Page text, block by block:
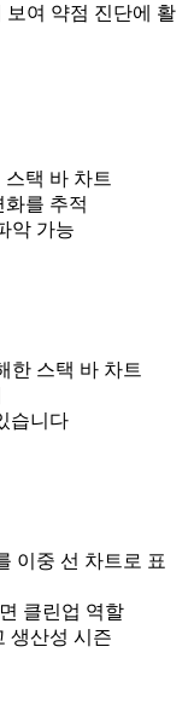
보여 약점 진단에 활
스택 바 차트
화를 추적
악 가능
한 스택 바 차트
습니다
이중 선 차트로 표
클린업 역할
생산성 시즌